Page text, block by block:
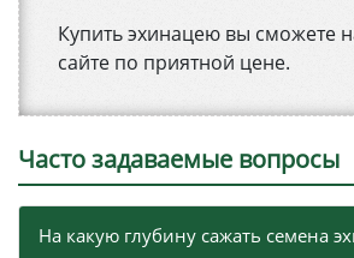
Купить эхинацею вы сможете
сайте по приятной цене.
Часто задаваемые вопросы
На какую глубину сажать семена